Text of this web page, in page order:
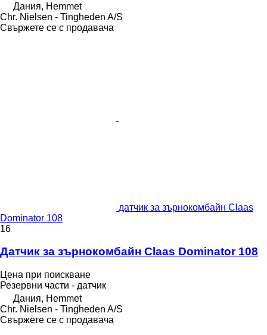
Дания, Hemmet
Chr. Nielsen - Tingheden A/S
Свържете се с продавача
датчик за зърнокомбайн Claas
Dominator 108
16
Датчик за зърнокомбайн Claas Dominator 108
Цена при поискване
Резервни части - датчик
Дания, Hemmet
Chr. Nielsen - Tingheden A/S
Свържете се с продавача